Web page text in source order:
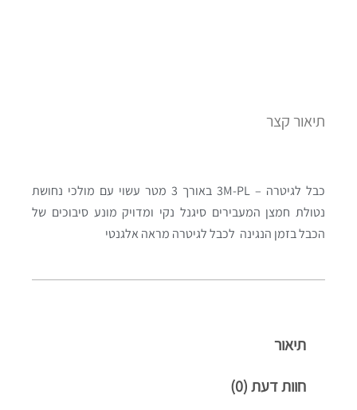
תיאור קצר
כבל לגיטרה – 3M-PL באורך 3 מטר עשוי עם מולכי נחושת
נטולת חמצן המעבירים סיגנל נקי ומדויק מונע סיבוכים של
הכבל בזמן הנגינה לכבל לגיטרה מראה אלגנטי
תיאור
חוות דעת (0)